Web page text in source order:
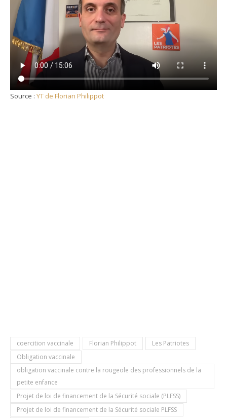
Source : YT de Florian Philippot
coercition vaccinale Florian Philippot
Les Patriotes
Obligation vaccinale
obligation vaccinale contre la rougeole des professionnels de la
petite enfance
Projet de loi de financement de la Sécurité sociale (PLFSS)
Projet de loi de financement de la Sécurité sociale PLFSS